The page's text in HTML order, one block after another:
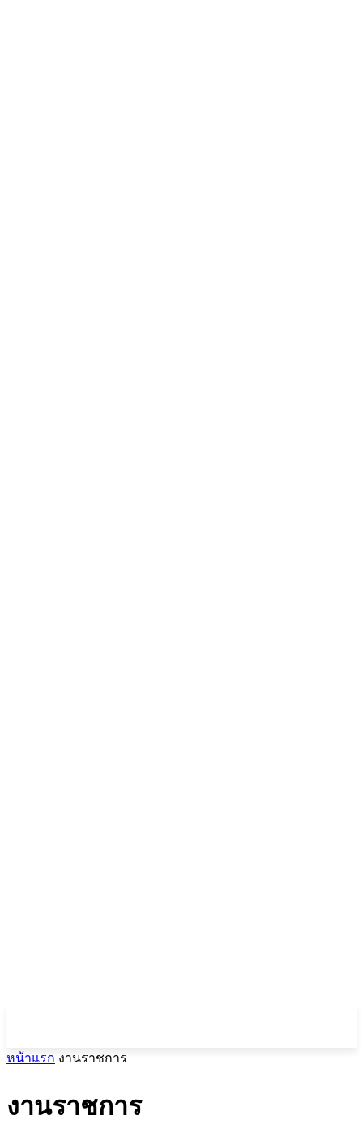
หน้าแรก งานราชการ
งานราชการ